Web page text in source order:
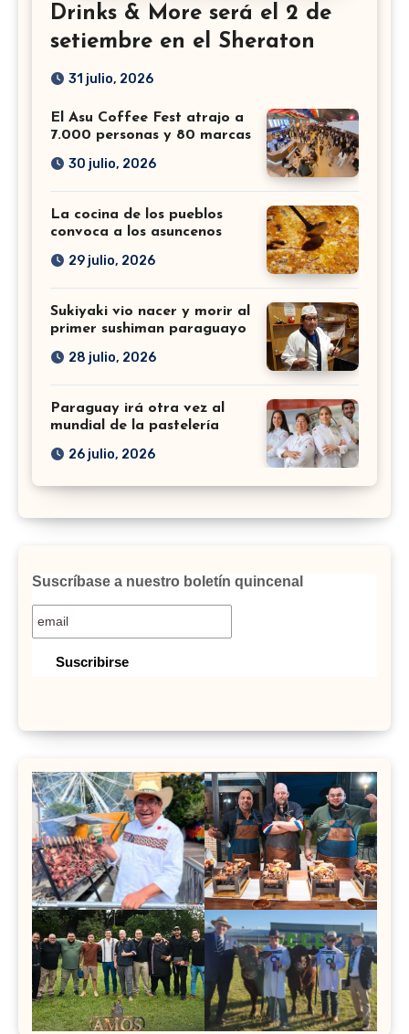
Drinks & More será el 2 de
setiembre en el Sheraton
31 julio, 2026
El Asu Coffee Fest atrajo a
7.000 personas y 80 marcas
30 julio, 2026
La cocina de los pueblos
convoca a los asuncenos
29 julio, 2026
Sukiyaki vio nacer y morir al
primer sushiman paraguayo
28 julio, 2026
Paraguay irá otra vez al
mundial de la pastelería
26 julio, 2026
Suscríbase a nuestro boletín quincenal